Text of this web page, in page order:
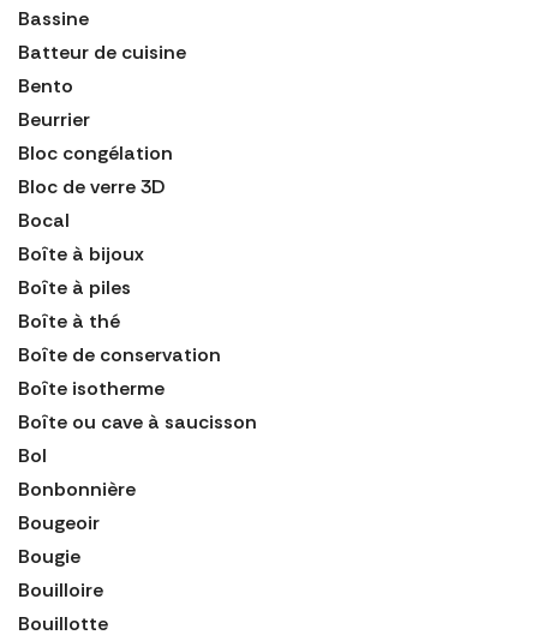
Bassine
Batteur de cuisine
Bento
Beurrier
Bloc congélation
Bloc de verre 3D
Bocal
Boîte à bijoux
Boîte à piles
Boîte à thé
Boîte de conservation
Boîte isotherme
Boîte ou cave à saucisson
Bol
Bonbonnière
Bougeoir
Bougie
Bouilloire
Bouillotte